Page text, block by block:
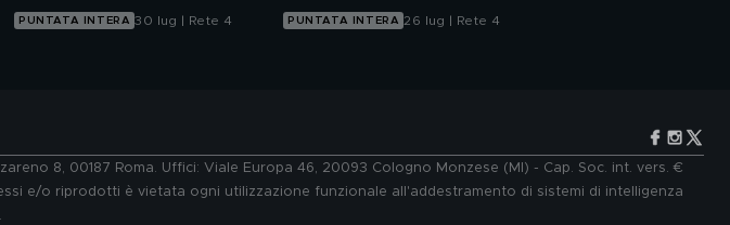
PUNTATA INTERA 30 lug | Rete 4 PUNTATA INTERA 26 lug | Rete 4
8, 00187 Roma. Uffici: Viale Europa 46, 20093 Cologno Monzese (MI) - Cap. Soc. int. vers. €
e/o riprodotti è vietata ogni utilizzazione funzionale all'addestramento di sistemi di intelligenza